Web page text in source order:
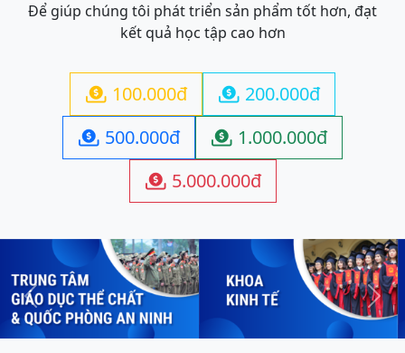
Để giúp chúng tôi phát triển sản phẩm tốt hơn, đạt
kết quả học tập cao hơn
 100.000đ  200.000đ
 500.000đ  1.000.000đ
 5.000.000đ
Previous Next